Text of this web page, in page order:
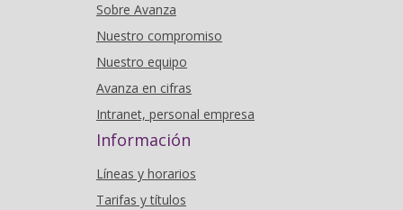
Sobre Avanza
Nuestro compromiso
Nuestro equipo
Avanza en cifras
Intranet, personal empresa
Información
Líneas y horarios
Tarifas y títulos